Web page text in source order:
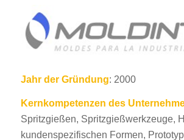
Jahr der Gründung: 2000
Kernkompetenzen des
Spritzgießen, Spritzgießwerkzeuge,
kundenspezifischen Formen,